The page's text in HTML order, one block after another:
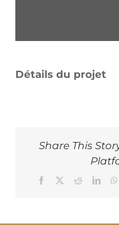
Détails du projet
Share This
Facebook Reddit